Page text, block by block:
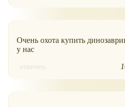
Очень охота купить
у нас
ответить